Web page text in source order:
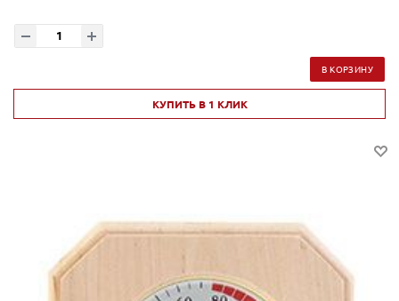
В КОРЗИНУ
КУПИТЬ В 1 КЛИК